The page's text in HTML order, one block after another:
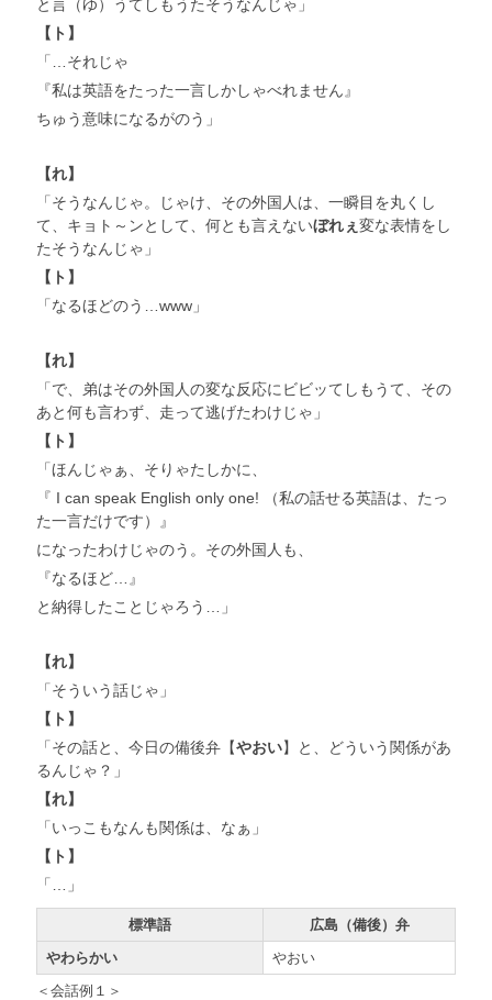
と言（ゆ）うてしもうたそうなんじゃ」
【ト】
「…それじゃ
『私は英語をたった一言しかしゃべれません』
ちゅう意味になるがのう」
【れ】
「そうなんじゃ。じゃけ、その外国人は、一瞬目を丸くし
て、キョト～ンとして、何とも言えないぼれぇ 変な表情をし
たそうなんじゃ」
【ト】
「なるほどのう…www」
【れ】
「で、弟はその外国人の変な反応にビビッてしもうて、その
あと何も言わず、走って逃げたわけじゃ」
【ト】
「ほんじゃぁ、そりゃたしかに、
『 I can speak English only one! （私の話せる英語は、たっ
た一言だけです）』
になったわけじゃのう。その外国人も、
『なるほど…』
と納得したことじゃろう…」
【れ】
「そういう話じゃ」
【ト】
「その話と、今日の備後弁【やおい】と、どういう関係があ
るんじゃ？」
【れ】
「いっこもなんも関係は、なぁ」
【ト】
「…」
標準語
広島（備後）弁
やわらかい
やおい
＜会話例１＞